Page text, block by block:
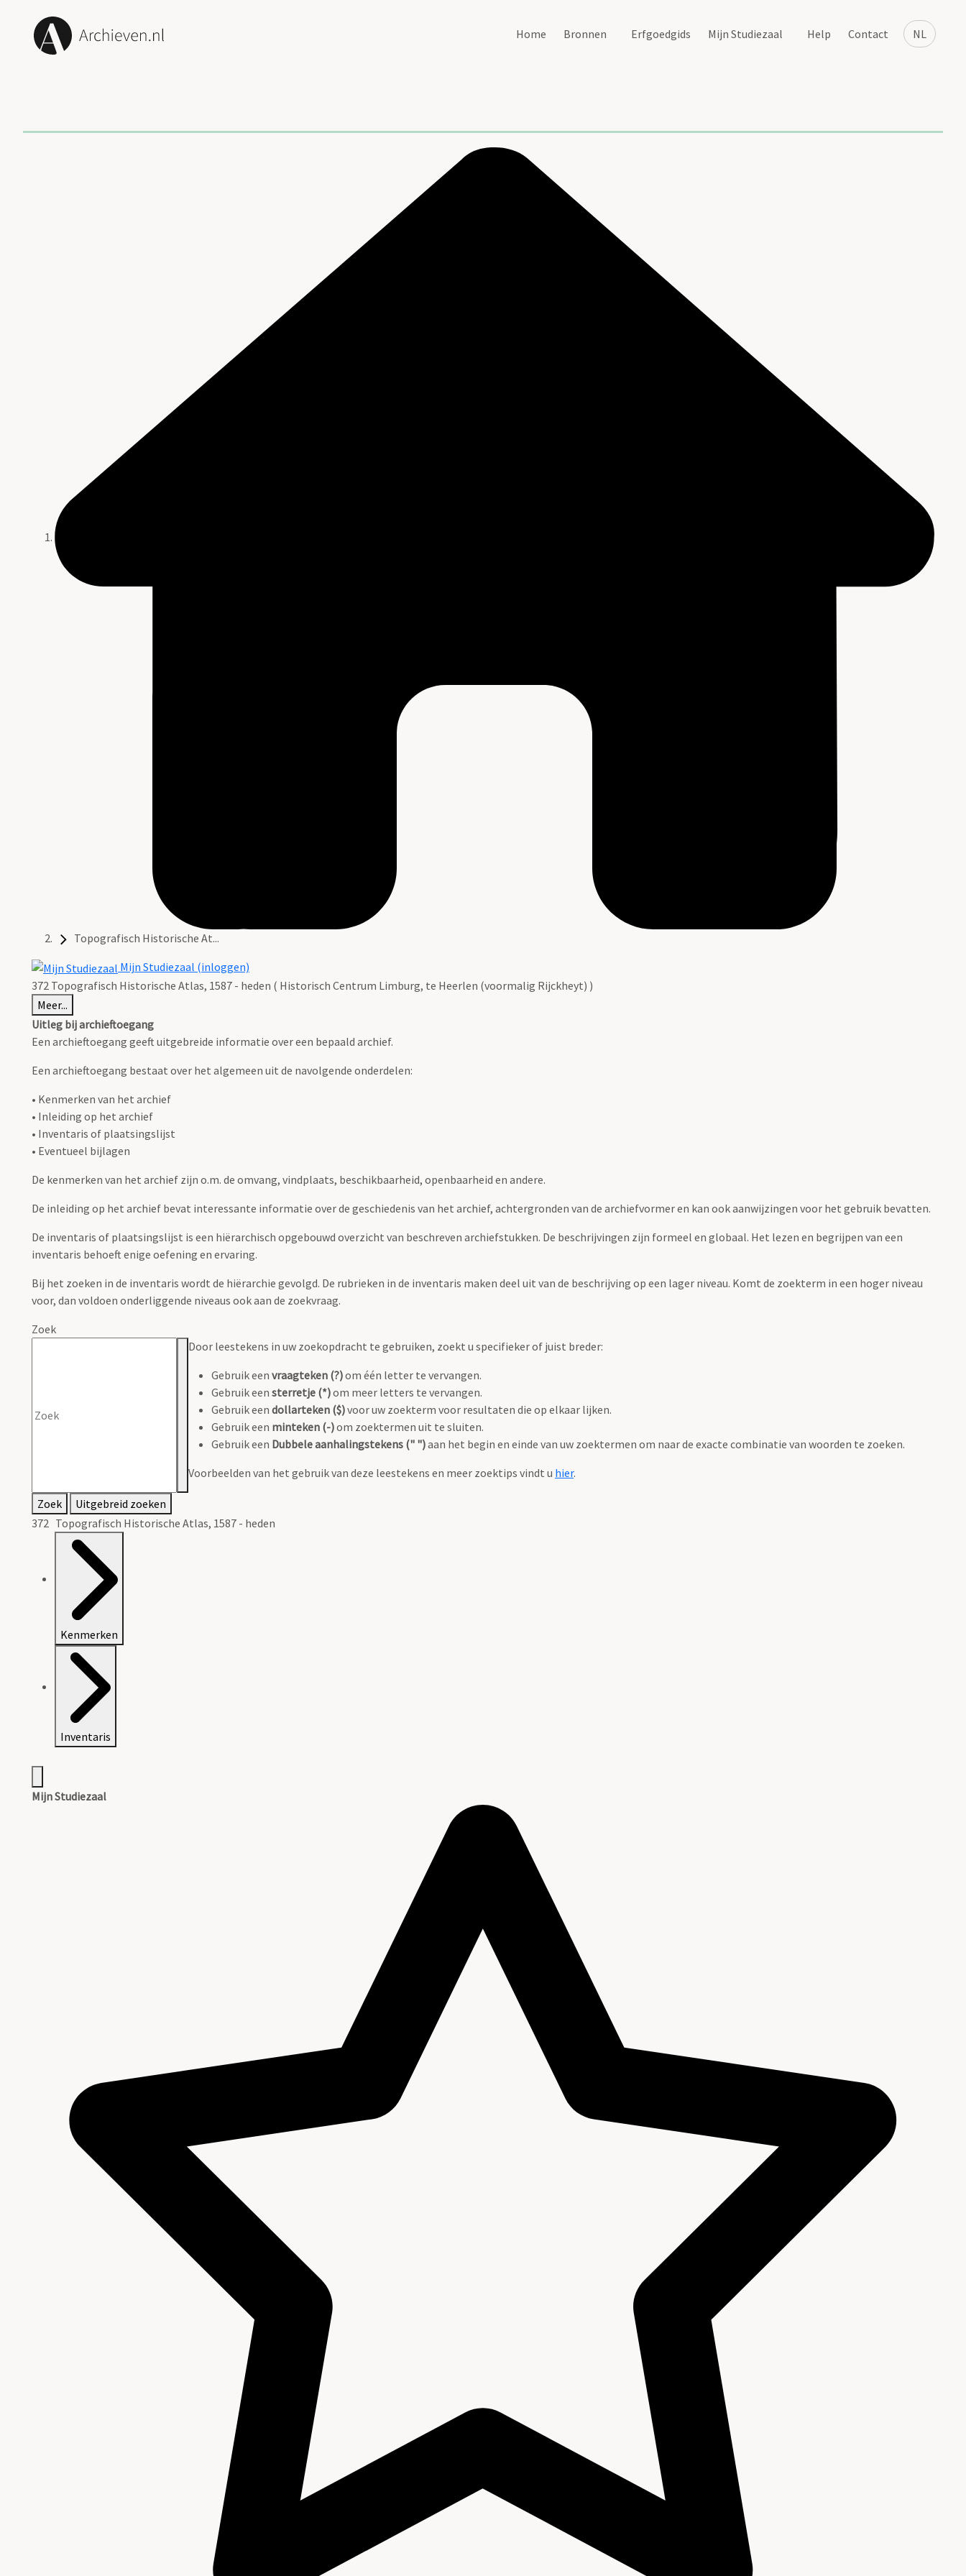
NL
Home Bronnen Erfgoedgids Mijn Studiezaal Help Contact
Topografisch Historische At...
Mijn Studiezaal (inloggen)
372 Topografisch Historische Atlas, 1587 - heden ( Historisch Centrum Limburg, te Heerlen (voormalig Rijckheyt) )
Meer...
Uitleg bij archieftoegang
Een archieftoegang geeft uitgebreide informatie over een bepaald archief.
Een archieftoegang bestaat over het algemeen uit de navolgende onderdelen:
• Kenmerken van het archief
• Inleiding op het archief
• Inventaris of plaatsingslijst
• Eventueel bijlagen
De kenmerken van het archief zijn o.m. de omvang, vindplaats, beschikbaarheid, openbaarheid en andere.
De inleiding op het archief bevat interessante informatie over de geschiedenis van het archief, achtergronden van de archiefvormer en kan ook aanwijzingen voor het gebruik bevatten.
De inventaris of plaatsingslijst is een hiërarchisch opgebouwd overzicht van beschreven archiefstukken. De beschrijvingen zijn formeel en globaal. Het lezen en begrijpen van een
inventaris behoeft enige oefening en ervaring.
Bij het zoeken in de inventaris wordt de hiërarchie gevolgd. De rubrieken in de inventaris maken deel uit van de beschrijving op een lager niveau. Komt de zoekterm in een hoger niveau
voor, dan voldoen onderliggende niveaus ook aan de zoekvraag.
Zoek
Door leestekens in uw zoekopdracht te gebruiken, zoekt u specifieker of juist breder:
Gebruik een vraagteken (?)om één letter te vervangen.
Gebruik een sterretje (*)om meer letters te vervangen.
Gebruik een dollarteken ($)voor uw zoekterm voor resultaten die op elkaar lijken.
Gebruik een minteken (-)om zoektermen uit te sluiten.
Gebruik een Dubbele aanhalingstekens (" ")aan het begin en einde van uw zoektermen om naar de exacte combinatie van woorden te zoeken.
Voorbeelden van het gebruik van deze leestekens en meer zoektips vindt u hier.
Zoek
Uitgebreid zoeken
372 Topografisch Historische Atlas, 1587 - heden
Kenmerken
Inventaris
Mijn Studiezaal